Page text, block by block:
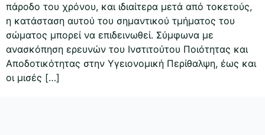
πάροδο του χρόνου, και ιδιαίτερα μετά από τοκετούς,
η κατάσταση αυτού του σημαντικού τμήματος του
σώματος μπορεί να επιδεινωθεί. Σύμφωνα με
ανασκόπηση ερευνών του Ινστιτούτου Ποιότητας και
Αποδοτικότητας στην Υγειονομική Περίθαλψη, έως και
οι μισές […]